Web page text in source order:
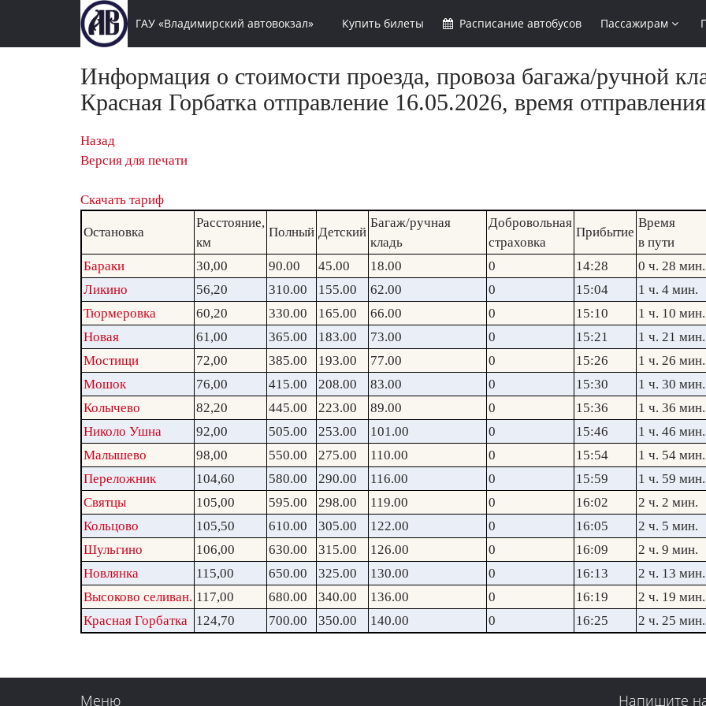
ГАУ «Владимирский автовокзал» Купить билеты Расписание автобусов Пассажирам
Информация о стоимости проезда, провоза багажа/ручной
Красная Горбатка отправление 16.05.2026, время
Назад
Версия для печати
Скачать тариф
Остановка
Расстояние,
км
Полный Детский
Багаж/ручная
кладь
Добровольная
страховка
Прибытие
Время
в пути
Бараки
30,00 90.00 45.00 18.00 0 14:28
0 ч. 28 мин.
Ликино
56,20 310.00 155.00 62.00 0 15:04
1 ч. 4 мин.
Тюрмеровка
60,20 330.00 165.00 66.00 0 15:10
1 ч. 10 мин.
Новая
61,00 365.00 183.00 73.00 0 15:21
1 ч. 21 мин.
Мостищи
72,00 385.00 193.00 77.00 0 15:26
1 ч. 26 мин.
Мошок
76,00 415.00 208.00 83.00 0 15:30
1 ч. 30 мин.
Колычево
82,20 445.00 223.00 89.00 0 15:36
1 ч. 36 мин.
Николо Ушна
92,00 505.00 253.00 101.00 0 15:46
1 ч. 46 мин.
Малышево
98,00 550.00 275.00 110.00 0 15:54
1 ч. 54 мин.
Переложник
104,60 580.00 290.00 116.00 0 15:59
1 ч. 59 мин.
Святцы
105,00 595.00 298.00 119.00 0 16:02
2 ч. 2 мин.
Кольцово
105,50 610.00 305.00 122.00 0 16:05
2 ч. 5 мин.
Шульгино
106,00 630.00 315.00 126.00 0 16:09
2 ч. 9 мин.
Новлянка
115,00 650.00 325.00 130.00 0 16:13
2 ч. 13 мин.
Высоково селиван. 117,00 680.00 340.00 136.00 0 16:19
2 ч. 19 мин.
Красная Горбатка
124,70 700.00 350.00 140.00 0 16:25 2 ч. 25 мин.
Меню Напишите